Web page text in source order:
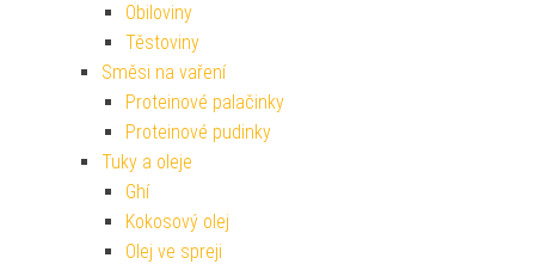
Obiloviny
Těstoviny
Směsi na vaření
Proteinové palačinky
Proteinové pudinky
Tuky a oleje
Ghí
Kokosový olej
Olej ve spreji